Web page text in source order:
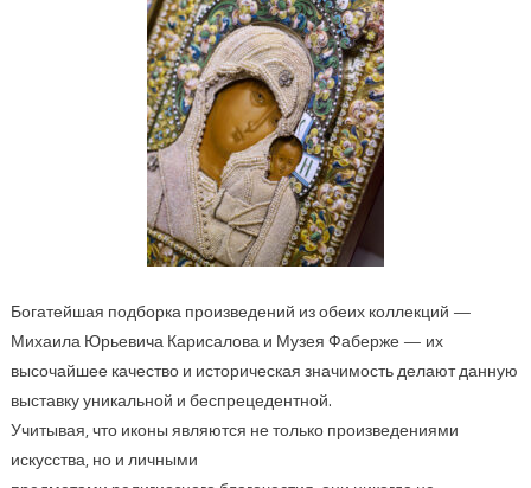
Богатейшая подборка произведений из обеих коллекций —
Михаила Юрьевича Карисалова и Музея Фаберже — их
высочайшее качество и историческая значимость делают данную
выставку уникальной и беспрецедентной.
Учитывая, что иконы являются не только произведениями
искусства, но и личными